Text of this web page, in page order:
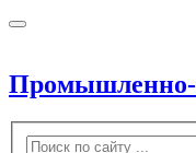
Промышленно-